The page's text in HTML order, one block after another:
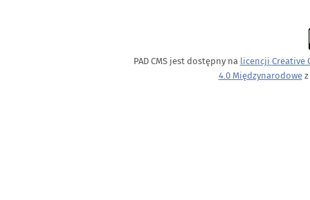
PAD CMS jest dostępny na licencji Creative
4.0 Międzynarodowez